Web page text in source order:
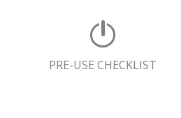
PRE-USE CHECKLIST